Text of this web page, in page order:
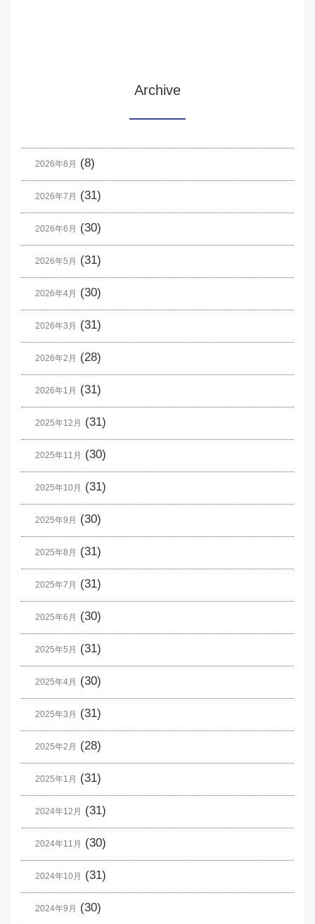
Archive
2026年8月 (8)
2026年7月 (31)
2026年6月 (30)
2026年5月 (31)
2026年4月 (30)
2026年3月 (31)
2026年2月 (28)
2026年1月 (31)
2025年12月 (31)
2025年11月 (30)
2025年10月 (31)
2025年9月 (30)
2025年8月 (31)
2025年7月 (31)
2025年6月 (30)
2025年5月 (31)
2025年4月 (30)
2025年3月 (31)
2025年2月 (28)
2025年1月 (31)
2024年12月 (31)
2024年11月 (30)
2024年10月 (31)
2024年9月 (30)